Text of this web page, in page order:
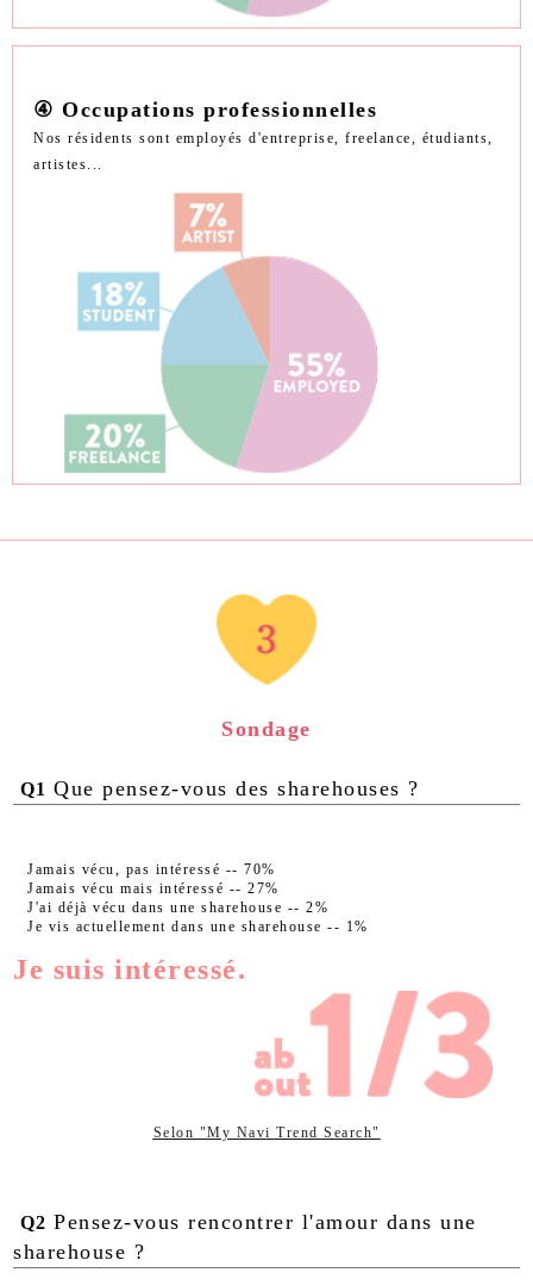
④ Occupations professionnelles
Nos résidents sont employés d'entreprise, freelance, étudiants,
artistes...
Sondage
Q1Que pensez-vous des sharehouses ?
Jamais vécu, pas intéressé -- 70%
Jamais vécu mais intéressé -- 27%
J'ai déjà vécu dans une sharehouse -- 2%
Je vis actuellement dans une sharehouse -- 1%
Je suis intéressé.
Selon "My Navi Trend Search"
Q2Pensez-vous rencontrer l'amour dans une
sharehouse ?